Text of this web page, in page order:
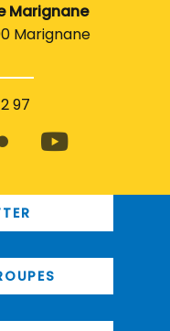
Marignane
Marignane
97